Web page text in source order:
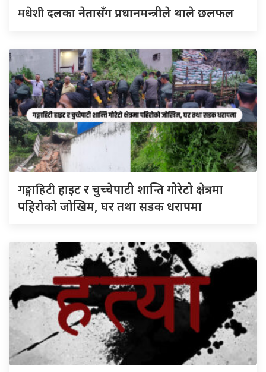
मधेशीदलका नेतासँग प्रधानमन्त्रीले थाले छलफल
गङ्गाहिटीहाइट र चुच्चेपाटी शान्ति गोरेटो क्षेत्रमा
पहिरोको जोखिम, घर तथा सडक धरापमा